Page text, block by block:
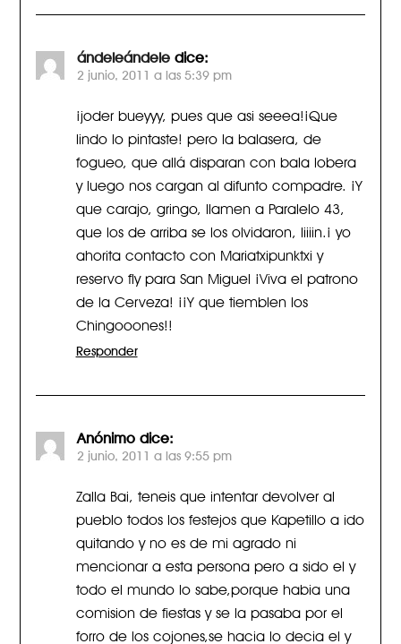
ándeleándele dice:
2 junio, 2011 a las 5:39 pm
¡joder bueyyy, pues que asi seeea!¡Que
lindo lo pintaste! pero la balasera, de
fogueo, que allá disparan con bala lobera
y luego nos cargan al difunto compadre. ¡Y
que carajo, gringo, llamen a Paralelo 43,
que los de arriba se los olvidaron, liiiin.¡ yo
ahorita contacto con Mariatxipunktxi y
reservo fly para San Miguel ¡Viva el patrono
de la Cerveza! ¡¡Y que tiemblen los
Chingooones!!
Responder
Anónimo dice:
2 junio, 2011 a las 9:55 pm
Zalla Bai, teneis que intentar devolver al
pueblo todos los festejos que Kapetillo a ido
quitando y no es de mi agrado ni
mencionar a esta persona pero a sido el y
todo el mundo lo sabe,porque habia una
comision de fiestas y se la pasaba por el
forro de los cojones,se hacia lo decia el y